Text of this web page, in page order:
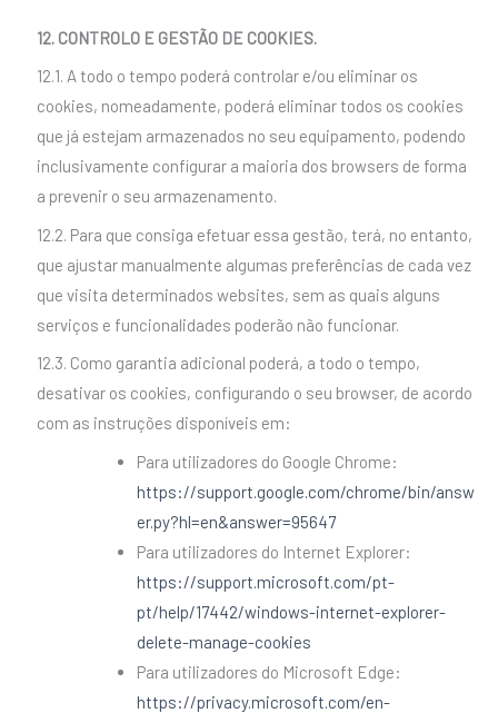
12. CONTROLO E GESTÃO DE COOKIES.
12.1. A todo o tempo poderá controlar e/ou eliminar os
cookies, nomeadamente, poderá eliminar todos os cookies
que já estejam armazenados no seu equipamento, podendo
inclusivamente configurar a maioria dos browsers de forma
a prevenir o seu armazenamento.
12.2. Para que consiga efetuar essa gestão, terá, no entanto,
que ajustar manualmente algumas preferências de cada vez
que visita determinados websites, sem as quais alguns
serviços e funcionalidades poderão não funcionar.
12.3. Como garantia adicional poderá, a todo o tempo,
desativar os cookies, configurando o seu browser, de acordo
com as instruções disponíveis em:
Para utilizadores do Google Chrome:
https://support.google.com/chrome/bin/answ
er.py?hl=en&answer=95647
Para utilizadores do Internet Explorer:
https://support.microsoft.com/pt-
pt/help/17442/windows-internet-explorer-
delete-manage-cookies
Para utilizadores do Microsoft Edge:
https://privacy.microsoft.com/en-